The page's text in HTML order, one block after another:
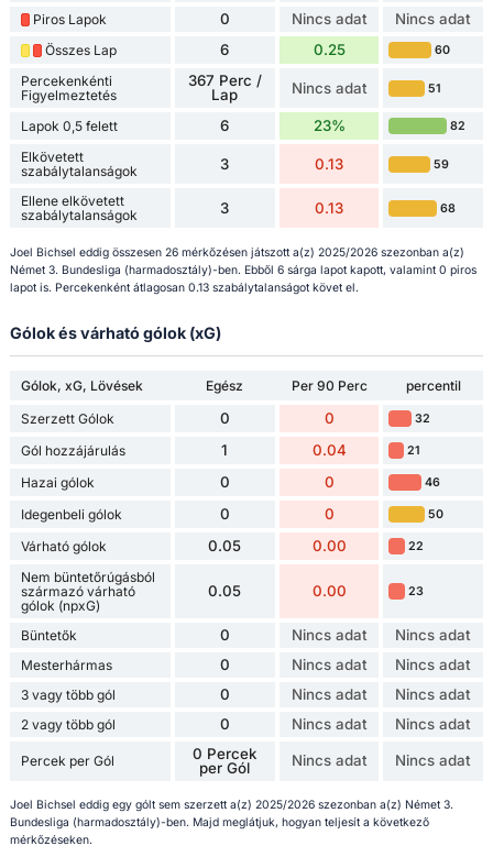
Piros Lapok 0 Nincs adat Nincs adat
Összes Lap 6 0.25 60
Percekenkénti
Figyelmeztetés
367 Perc /
Lap
Nincs adat 51
Lapok 0,5 felett 6 23% 82
Elkövetett
szabálytalanságok
3 0.13 59
Ellene elkövetett
szabálytalanságok
3 0.13 68
Joel Bichsel eddig összesen 26 mérkőzésen játszott a(z) 2025/2026 szezonban a(z)
Német 3. Bundesliga (harmadosztály)-ben. Ebből 6 sárga lapot kapott, valamint 0 piros
lapot is. Percekenként átlagosan 0.13 szabálytalanságot követ el.
Gólok és várható gólok (xG)
Gólok, xG, Lövések Egész Per 90 Perc
percentil
Szerzett Gólok
0 0 32
Gól hozzájárulás 1 0.04 21
Hazai gólok 0 0 46
Idegenbeli gólok 0 0 50
Várható gólok 0.05 0.00 22
Nem büntetőrúgásból
származó várható
gólok (npxG)
0.05 0.00 23
Büntetők 0 Nincs adat Nincs adat
Mesterhármas 0 Nincs adat Nincs adat
3 vagy több gól 0 Nincs adat Nincs adat
2 vagy több gól 0 Nincs adat Nincs adat
Percek per Gól
0 Percek
per Gól
Nincs adat Nincs adat
Joel Bichsel eddig egy gólt sem szerzett a(z) 2025/2026 szezonban a(z) Német 3.
Bundesliga (harmadosztály)-ben. Majd meglátjuk, hogyan teljesít a következő
mérkőzéseken.